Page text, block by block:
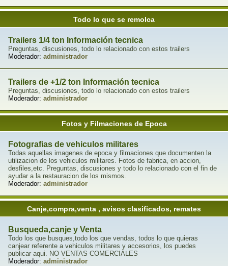
Todo lo que se remolca
Trailers 1/4 ton Información tecnica
Preguntas, discusiones, todo lo relacionado con estos trailers
Moderador: administrador
Trailers de +1/2 ton Información tecnica
Preguntas, discusiones, todo lo relacionado con estos trailers
Moderador: administrador
Fotos y Filmaciones de Epoca
Fotografias de vehiculos militares
Todas aquellas imagenes de epoca y filmaciones que documenten la
utilizacion de los vehiculos militares. Fotos de fabrica, en accion,
desfiles,etc. Preguntas, discusiones y todo lo relacionado con el fin de
ayudar a la restauracion de los mismos.
Moderador: administrador
Canje,compra,venta , avisos clasificados, remates
Busqueda,canje y Venta
Todo los que busques,todo los que vendas, todos lo que quieras
canjear referente a vehiculos militares y accesorios, los puedes
publicar aqui. NO VENTAS COMERCIALES
Moderador: administrador